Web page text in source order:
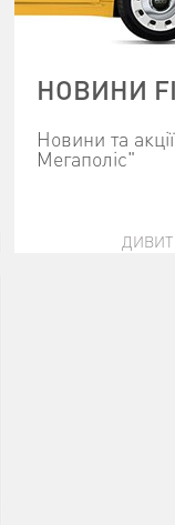
НОВИНИ
Новини та
Мегаполіс"